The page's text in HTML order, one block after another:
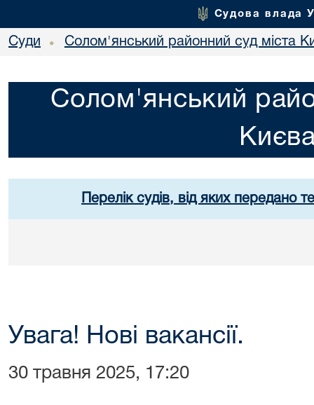
Судова влада
Суди • Солом'янський районний суд міста
Солом'янський
Перелік судів, від яких передано
Увага! Нові вакансії.
30 травня 2025, 17:20